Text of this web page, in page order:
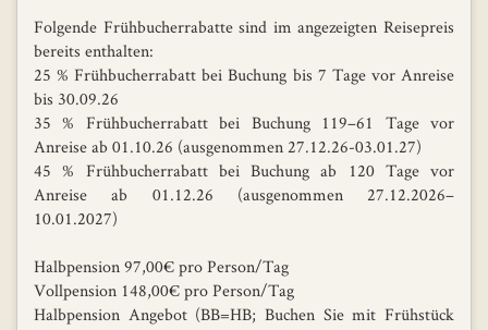
Folgende Frühbucherrabatte sind im angezeigten Reisepreis
bereits enthalten:
25 % Frühbucherrabatt bei Buchung bis 7 Tage vor Anreise
bis 30.09.26
35 % Frühbucherrabatt bei Buchung 119–61 Tage vor
Anreise ab 01.10.26 (ausgenommen 27.12.26-03.01.27)
45 % Frühbucherrabatt bei Buchung ab 120 Tage vor
Anreise ab 01.12.26 (ausgenommen 27.12.2026–
10.01.2027)
Halbpension 97,00€ pro Person/Tag
Vollpension 148,00€ pro Person/Tag
Halbpension Angebot (BB=HB; Buchen Sie mit Frühstück